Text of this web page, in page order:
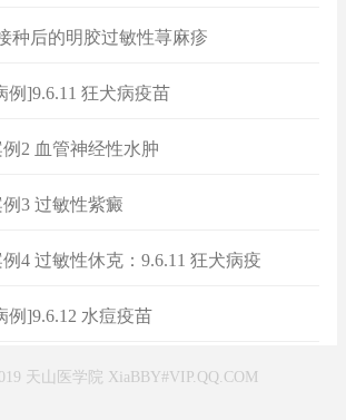
种后的明胶过敏性荨麻疹
例]9.6.11 狂犬病疫苗
2 血管神经性水肿
3 过敏性紫癜
4 过敏性休克：9.6.11 狂犬病疫
例]9.6.12 水痘疫苗
天山医学院 XiaBBY#VIP.QQ.COM